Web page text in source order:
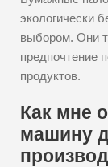
экологически
выбором. Они
предпочтение
продуктов.
Как мне
машину